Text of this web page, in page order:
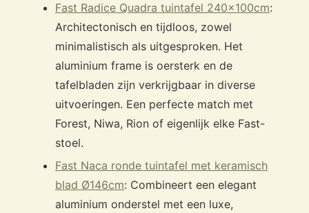
Fast Radice Quadra tuintafel 240x100cm:
Architectonisch en tijdloos, zowel
minimalistisch als uitgesproken. Het
aluminium frame is oersterk en de
tafelbladen zijn verkrijgbaar in diverse
uitvoeringen. Een perfecte match met
Forest, Niwa, Rion of eigenlijk elke Fast-
stoel.
Fast Naca ronde tuintafel met keramisch
blad Ø146cm: Combineert een elegant
aluminium onderstel met een luxe,